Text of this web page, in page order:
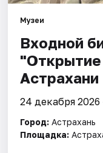
Музеи
Входной
Астрахани
24 декабря 2026
Город: Астрахань
Площадка: